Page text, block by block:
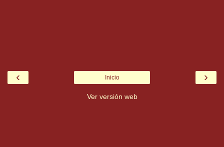
‹ ›
Inicio
Ver versión web